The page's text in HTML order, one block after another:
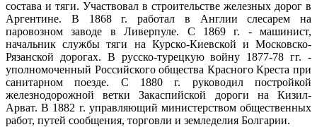
состава и тяги. Участвовал в строительстве железных дорог в
Аргентине. В 1868 г. работал в Англии слесарем на
паровозном заводе в Ливерпуле. С 1869 г. - машинист,
начальник службы тяги на Курско-Киевской и Московско-
Рязанской дорогах. В русско-турецкую войну 1877-78 гг. -
уполномоченный Российского общества Красного Креста при
санитарном поезде. С 1880 г. руководил постройкой
железнодорожной ветки Закаспийской дороги на Кизил-
Арват. В 1882 г. управляющий министерством общественных
работ, путей сообщения, торговли и земледелия Болгарии.